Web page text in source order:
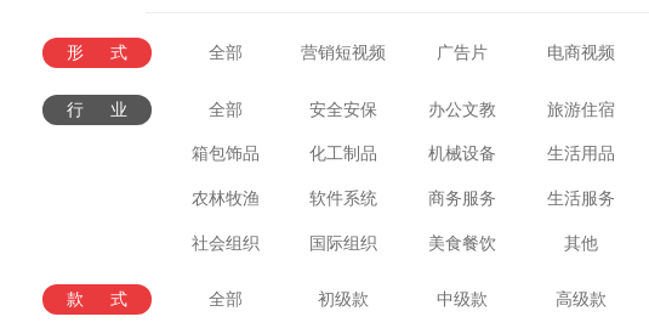
形式 全部 营销短视频 广告片 电商视频
行业 全部 安全安保 办公文教 旅游住宿
箱包饰品 化工制品 机械设备 生活用品
农林牧渔 软件系统 商务服务 生活服务
社会组织 国际组织 美食餐饮 其他
款式 全部 初级款 中级款 高级款